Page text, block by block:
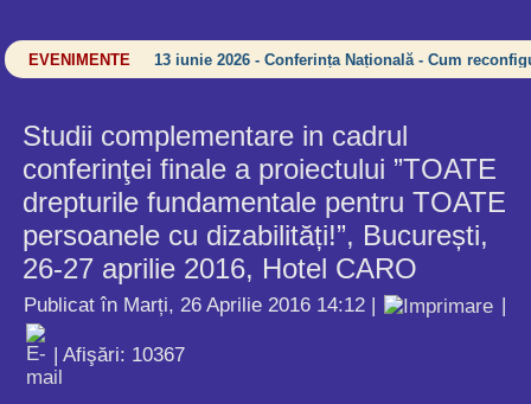
EVENIMENTE 13 iunie 2026 - Conferința Națională - Cum
Studii complementare in cadrul
conferinţei finale a proiectului ”TOATE
drepturile fundamentale pentru TOATE
persoanele cu dizabilități!”, București,
26-27 aprilie 2016, Hotel CARO
Publicat în Marți, 26 Aprilie 2016 14:12
| Afişări: 10367